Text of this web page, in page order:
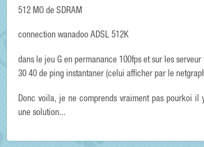
512 MO de SDRAM
connection wanadoo ADSL 512K
dans le jeu G en permanance 100fps et sur les
30 40 de ping instantaner (celui afficher par le
Donc voila, je ne comprends vraiment pas pourkoi
une solution...